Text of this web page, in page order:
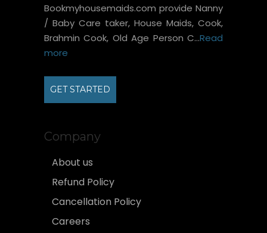
Bookmyhousemaids.com provide Nanny
/ Baby Care taker, House Maids, Cook,
Brahmin Cook, Old Age Person C...Read
more
GET STARTED
Company
About us
Refund Policy
Cancellation Policy
Careers